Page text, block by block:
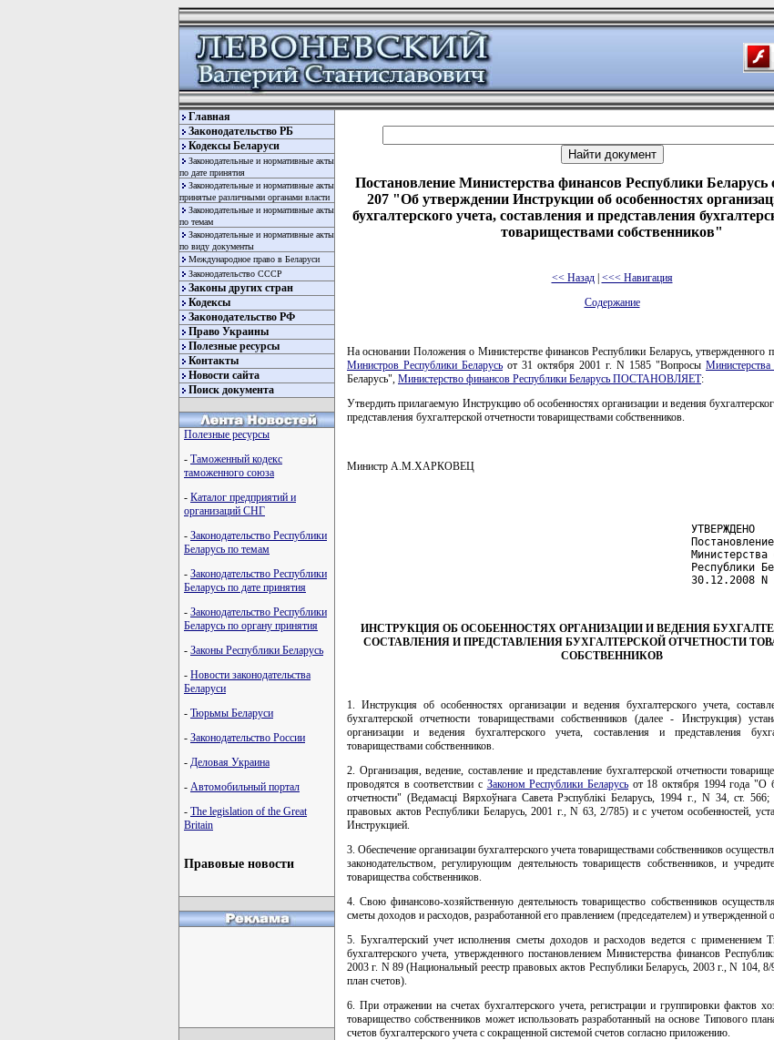
Главная
Законодательство РБ
Кодексы Беларуси
Законодательные и нормативные акты
по дате принятия
Законодательные и нормативные акты
принятые различными органами власти
Законодательные и нормативные акты
по темам
Законодательные и нормативные акты
по виду документы
Международное право в Беларуси
Законодательство СССР
Законы других стран
Кодексы
Законодательство РФ
Право Украины
Полезные ресурсы
Контакты
Новости сайта
Поиск документа
Полезные ресурсы
- Таможенный кодекс
таможенного союза
- Каталог предприятий и
организаций СНГ
- Законодательство Республики
Беларусь по темам
- Законодательство Республики
Беларусь по дате принятия
- Законодательство Республики
Беларусь по органу принятия
- Законы Республики Беларусь
- Новости законодательства
Беларуси
- Тюрьмы Беларуси
- Законодательство России
- Деловая Украина
- Автомобильный портал
- The legislation of the Great
Britain
Правовые новости
Постановление Министерства финансов Республики Беларусь
207 "Об утверждении Инструкции об особенностях
бухгалтерского учета, составления и представления
товариществами собственников"
<< Назад| <<< Навигация
Содержание
На основании Положения о Министерстве финансов Республики Беларусь, утвержденного
Министров Республики Беларусь от 31 октября 2001 г. N 1585 "Вопросы
Беларусь", Министерство финансов Республики Беларусь ПОСТАНОВЛЯЕТ:
Утвердить прилагаемую Инструкцию об особенностях организации и ведения
представления бухгалтерской отчетности товариществами собственников.
Министр А.М.ХАРКОВЕЦ
                                                      УТВЕРЖДЕНО
                                                      Постановление
Министерства
Республики
30.12.2008 N
ИНСТРУКЦИЯ ОБ ОСОБЕННОСТЯХ ОРГАНИЗАЦИИ И ВЕДЕНИЯ
СОСТАВЛЕНИЯ И ПРЕДСТАВЛЕНИЯ БУХГАЛТЕРСКОЙ ОТЧЕТНОСТИ
СОБСТВЕННИКОВ
1. Инструкция об особенностях организации и ведения бухгалтерского учета,
бухгалтерской отчетности товариществами собственников (далее - Инструкция)
организации и ведения бухгалтерского учета, составления и представления
товариществами собственников.
2. Организация, ведение, составление и представление бухгалтерской отчетности
проводятся в соответствии с Законом Республики Беларусь от 18 октября 1994 года "О
отчетности" (Ведамасцi Вярхоўнага Савета Рэспублiкi Беларусь, 1994 г., N 34, ст. 566;
правовых актов Республики Беларусь, 2001 г., N 63, 2/785) и с учетом особенностей,
Инструкцией.
3. Обеспечение организации бухгалтерского учета товариществами собственников
законодательством, регулирующим деятельность товариществ собственников, и
товарищества собственников.
4. Свою финансово-хозяйственную деятельность товарищество собственников
сметы доходов и расходов, разработанной его правлением (председателем) и утвержденной
5. Бухгалтерский учет исполнения сметы доходов и расходов ведется с применением
бухгалтерского учета, утвержденного постановлением Министерства финансов
2003 г. N 89 (Национальный реестр правовых актов Республики Беларусь, 2003 г., N 104,
план счетов).
6. При отражении на счетах бухгалтерского учета, регистрации и группировки фактов
товарищество собственников может использовать разработанный на основе Типового
счетов бухгалтерского учета с сокращенной системой счетов согласно приложению.